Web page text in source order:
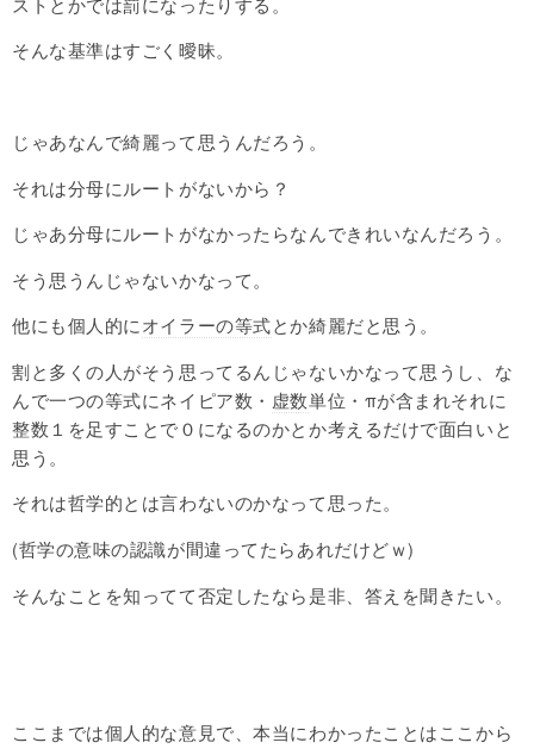
そんな基準はすごく曖昧。
じゃあなんで綺麗って思うんだろう。
それは分母にルートがないから？
じゃあ分母にルートがなかったらなんできれいなんだろう。
そう思うんじゃないかなって。
他にも個人的にオイラーの等式とか綺麗だと思う。
割と多くの人がそう思ってるんじゃないかなって思うし、な
んで一つの等式にネイピア数・ 虚数単位・πが含まれそれに
整数１を足すことで０になるのかとか考えるだけで面白いと
思う。
それは哲学的とは言わないのかなって思った。
(哲学の意味の認識が間違ってたらあれだけどｗ)
そんなことを知ってて否定したなら是非、答えを聞きたい。
ここまでは個人的な意見で、本当にわかったことはここから